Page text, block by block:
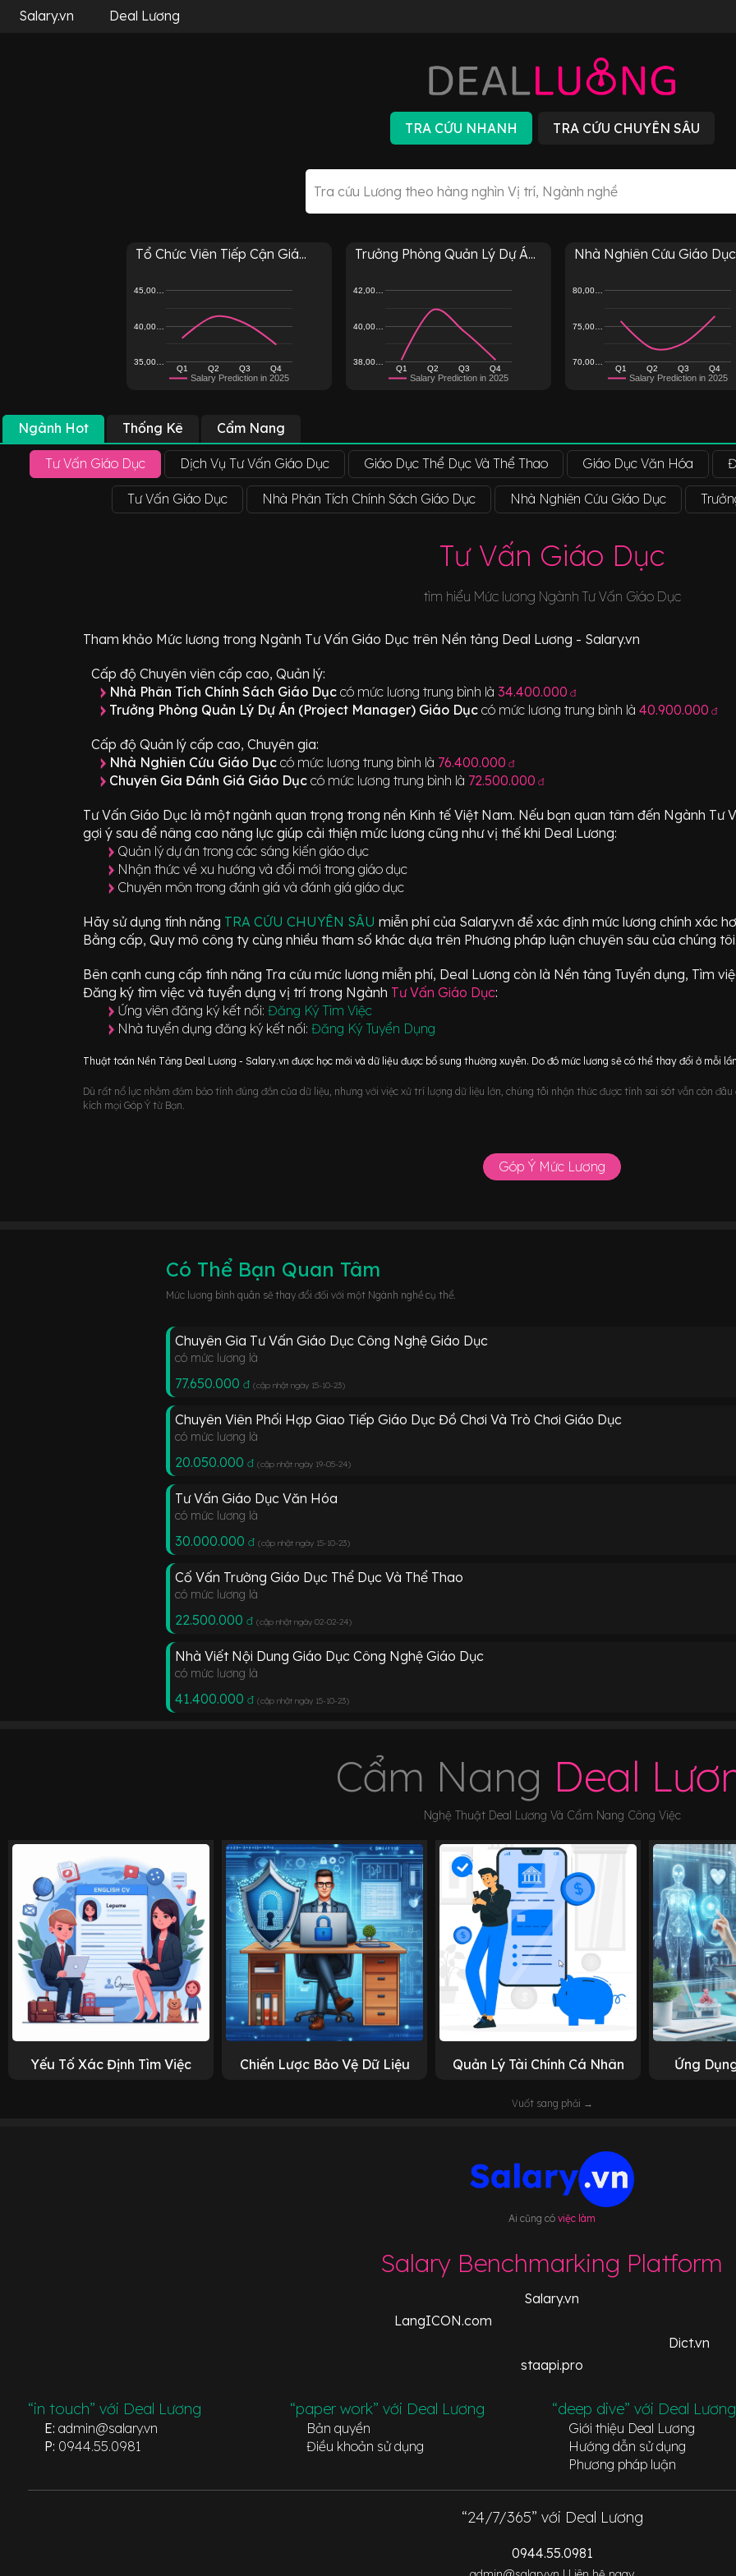
Salary.vn Deal Lương
Tổ Chức Viên Tiếp Cận Giá...
Salary Prediction in 2025
Q1 Q2 Q3 Q4
35,00…
40,00…
45,00…
Trưởng Phòng Quản Lý Dự Á...
Salary Prediction in 2025
Q1 Q2 Q3 Q4
38,00…
40,00…
42,00…
Nhà Nghiên Cứu Giáo Dục
Salary Prediction in 2025
Q1 Q2 Q3 Q4
70,00…
75,00…
80,00…
Ngành Hot Thống Kê Cẩm Nang
Tư Vấn Giáo Dục Dịch Vụ Tư Vấn Giáo Dục Giáo Dục Thể Dục Và Thể Thao Giáo Dục Văn Hóa
Tư Vấn Giáo Dục Nhà Phân Tích Chính Sách Giáo Dục Nhà Nghiên Cứu Giáo Dục
Tư Vấn Giáo Dục
tìm hiểu Mức lương Ngành Tư Vấn Giáo Dục
Tham khảo Mức lương trong Ngành Tư Vấn Giáo Dục trên Nền tảng Deal Lương - Salary.vn
Cấp độ Chuyên viên cấp cao, Quản lý:
Nhà Phân Tích Chính Sách Giáo Dục có mức lương trung bình là 34.400.000 đ
Trưởng Phòng Quản Lý Dự Án (Project Manager) Giáo Dục có mức lương trung bình là 40.900.000 đ
Cấp độ Quản lý cấp cao, Chuyên gia:
Nhà Nghiên Cứu Giáo Dục có mức lương trung bình là 76.400.000 đ
Chuyên Gia Đánh Giá Giáo Dục có mức lương trung bình là 72.500.000 đ
Tư Vấn Giáo Dụclà một ngành quan trọng trong nền Kinh tế Việt Nam. Nếu bạn quan tâm đến Ngành Tư
gợi ý sau để nâng cao năng lực giúp cải thiện mức lương cũng như vị thế khi Deal Lương:
Quản lý dự án trong các sáng kiến giáo dục
Nhận thức về xu hướng và đổi mới trong giáo dục
Chuyên môn trong đánh giá và đánh giá giáo dục
Hãy sử dụng tính năng TRA CỨU CHUYÊN SÂU miễn phí của Salary.vn để xác định mức lương chính xác
Bằng cấp, Quy mô công ty cùng nhiều tham số khác dựa trên Phương pháp luận chuyên sâu của chúng
Bên cạnh cung cấp tính năng Tra cứu mức lương miễn phí, Deal Lương còn là Nền tảng Tuyển dụng, Tìm
Đăng ký tìm việc và tuyển dụng vị trí trong Ngành Tư Vấn Giáo Dục:
Ứng viên đăng ký kết nối: Đăng Ký Tìm Việc
Nhà tuyển dụng đăng ký kết nối: Đăng Ký Tuyển Dụng
Thuật toán Nền Tảng Deal Lương - Salary.vn được học mới và dữ liệu được bổ sung thường xuyên. Do đó mức lương sẽ có thể thay đổi ở mỗi
Dù rất nổ lực nhằm đảm bảo tính đúng đắn của dữ liệu, nhưng với việc xử trí lượng dữ liệu lớn, chúng tôi nhận thức được tính sai sót vẫn còn
kích mọi Góp Ý từ Bạn.
Góp Ý Mức Lương
Có Thể Bạn Quan Tâm
Mức lương bình quân sẽ thay đổi đối với một Ngành nghề cụ thể.
Chuyên Gia Tư Vấn Giáo Dục Công Nghệ Giáo Dục
có mức lương là
77.650.000 đ (cập nhật ngày 15-10-23)
Chuyên Viên Phối Hợp Giao Tiếp Giáo Dục Đồ Chơi Và Trò Chơi Giáo Dục
có mức lương là
20.050.000 đ (cập nhật ngày 19-05-24)
Tư Vấn Giáo Dục Văn Hóa
có mức lương là
30.000.000 đ (cập nhật ngày 15-10-23)
Cố Vấn Trường Giáo Dục Thể Dục Và Thể Thao
có mức lương là
22.500.000 đ (cập nhật ngày 02-02-24)
Nhà Viết Nội Dung Giáo Dục Công Nghệ Giáo Dục
có mức lương là
41.400.000 đ (cập nhật ngày 15-10-23)
Cẩm Nang Deal
Nghệ Thuật Deal Lương Và Cẩm Nang Công Việc
Yếu Tố Xác Định Tìm Việc Chiến Lược Bảo Vệ Dữ Liệu Quản Lý Tài Chính Cá Nhân Ứng
Vuốt sang phải →
Ai cũng cóviệc làm
Salary Benchmarking Platform
Salary.vn
LangICON.com
Dict.vn
staapi.pro
“in touch” với Deal Lương
E: admin@salary.vn
P: 0944.55.0981
“paper work” với Deal Lương
Bản quyền
Điều khoản sử dụng
“deep dive” với Deal Lương
Giới thiệu Deal Lương
Hướng dẫn sử dụng
Phương pháp luận
“24/7/365” với Deal Lương
0944.55.0981